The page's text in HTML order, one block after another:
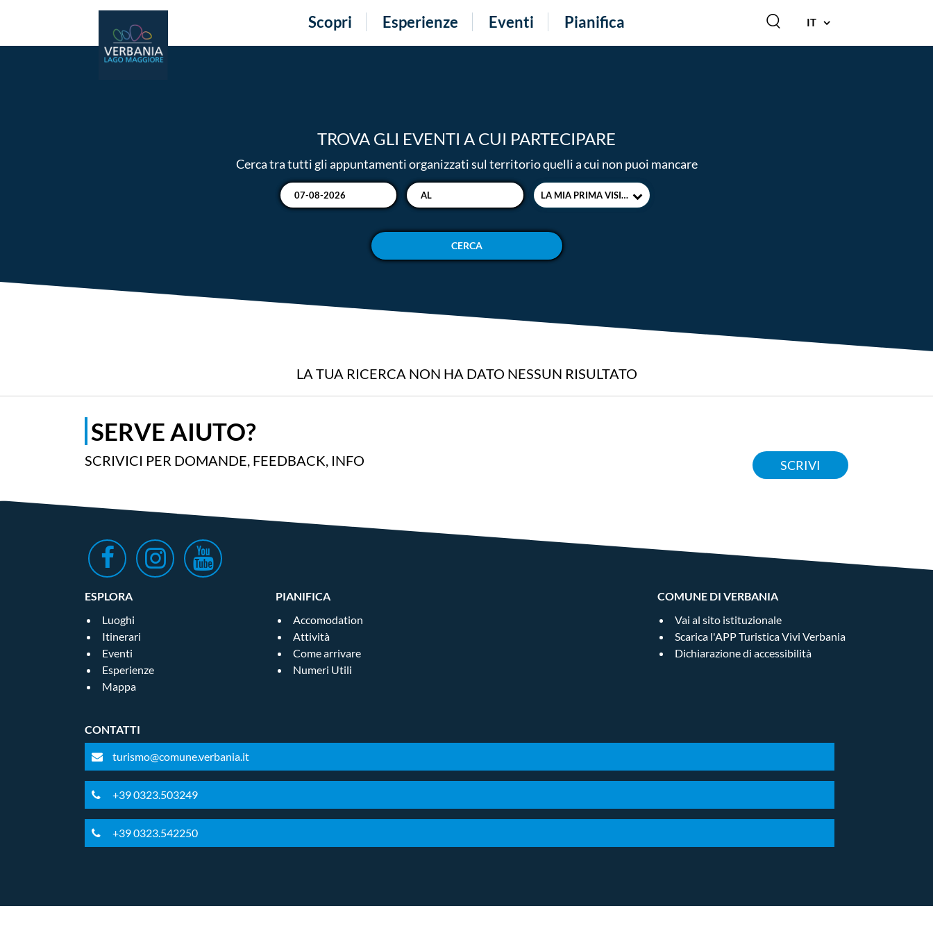
Scopri Esperienze Eventi Pianifica IT
TROVA GLI EVENTI A CUI PARTECIPARE
Cerca tra tutti gli appuntamenti organizzati sul territorio quelli a cui non puoi mancare
LA MIA PRIMA VISITA A VERBANIA
LA TUA RICERCA NON HA DATO NESSUN RISULTATO
SERVE AIUTO?
SCRIVICI PER DOMANDE, FEEDBACK, INFO SCRIVI
ESPLORA
Luoghi
Itinerari
Eventi
Esperienze
Mappa
PIANIFICA
Accomodation
Attività
Come arrivare
Numeri Utili
COMUNE DI VERBANIA
Vai al sito istituzionale
Scarica l'APP Turistica Vivi Verbania
Dichiarazione di accessibilità
CONTATTI
turismo@comune.verbania.it
+39 0323.503249
+39 0323.542250